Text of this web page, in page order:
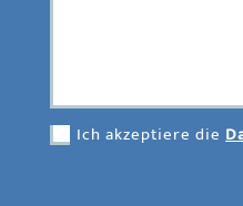
Ich akzeptiere die